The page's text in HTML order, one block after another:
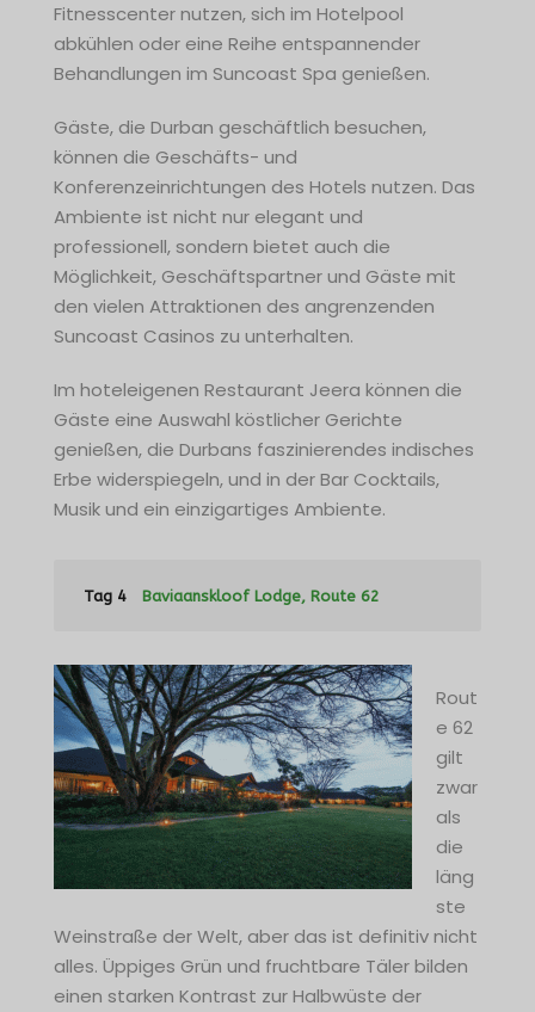
Fitnesscenter nutzen, sich im Hotelpool
abkühlen oder eine Reihe entspannender
Behandlungen im Suncoast Spa genießen.
Gäste, die Durban geschäftlich besuchen,
können die Geschäfts- und
Konferenzeinrichtungen des Hotels nutzen. Das
Ambiente ist nicht nur elegant und
professionell, sondern bietet auch die
Möglichkeit, Geschäftspartner und Gäste mit
den vielen Attraktionen des angrenzenden
Suncoast Casinos zu unterhalten.
Im hoteleigenen Restaurant Jeera können die
Gäste eine Auswahl köstlicher Gerichte
genießen, die Durbans faszinierendes indisches
Erbe widerspiegeln, und in der Bar Cocktails,
Musik und ein einzigartiges Ambiente.
Tag 4 Baviaanskloof Lodge, Route 62
Rout
e 62
gilt
zwar
als
die
läng
ste
Weinstraße der Welt, aber das ist definitiv nicht
alles. Üppiges Grün und fruchtbare Täler bilden
einen starken Kontrast zur Halbwüste der